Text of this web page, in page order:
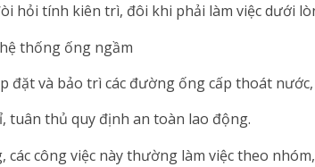
hỏi tính kiên trì, đôi khi phải làm việc dưới
thống ống ngầm
đặt và bảo trì các đường ống cấp thoát
tuân thủ quy định an toàn lao động.
các công việc này thường làm việc theo